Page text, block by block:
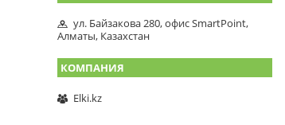
ул. Байзакова 280, офис SmartPoint,
Алматы, Казахстан
Elki.kz